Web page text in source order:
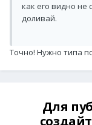
как его видно не
доливай.
Точно! Нужно типа
Для